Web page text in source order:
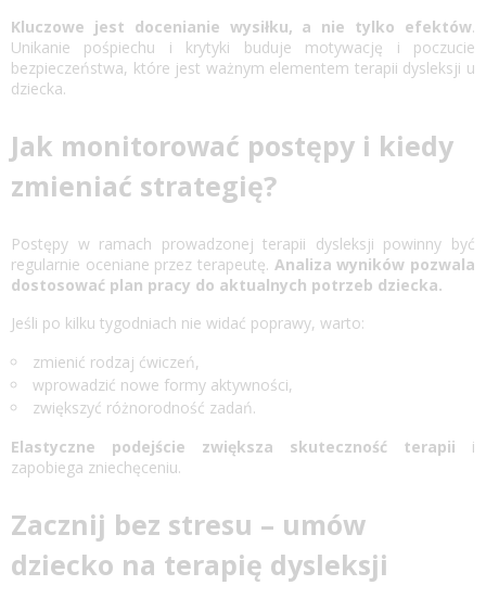
Kluczowe jest docenianie wysiłku, a nie tylko efektów.
Unikanie pośpiechu i krytyki buduje motywację i poczucie
bezpieczeństwa, które jest ważnym elementem terapii dysleksji u
dziecka.
Jak monitorować postępy i kiedy
zmieniać strategię?
Postępy w ramach prowadzonej terapii dysleksji powinny być
regularnie oceniane przez terapeutę. Analiza wyników pozwala
dostosować plan pracy do aktualnych potrzeb dziecka.
Jeśli po kilku tygodniach nie widać poprawy, warto:
zmienić rodzaj ćwiczeń,
wprowadzić nowe formy aktywności,
zwiększyć różnorodność zadań.
Elastyczne podejście zwiększa skuteczność terapii i
zapobiega zniechęceniu.
Zacznij bez stresu – umów
dziecko na terapię dysleksji